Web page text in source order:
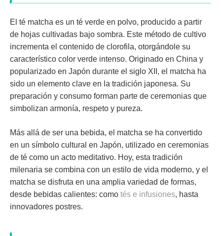
El té matcha es un té verde en polvo, producido a partir
de hojas cultivadas bajo sombra. Este método de cultivo
incrementa el contenido de clorofila, otorgándole su
característico color verde intenso. Originado en China y
popularizado en Japón durante el siglo XII, el matcha ha
sido un elemento clave en la tradición japonesa. Su
preparación y consumo forman parte de ceremonias que
simbolizan armonía, respeto y pureza.
Más allá de ser una bebida, el matcha se ha convertido
en un símbolo cultural en Japón, utilizado en ceremonias
de té como un acto meditativo. Hoy, esta tradición
milenaria se combina con un estilo de vida moderno, y el
matcha se disfruta en una amplia variedad de formas,
desde bebidas calientes: como tés e infusiones, hasta
innovadores postres.